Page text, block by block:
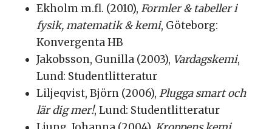
Ekholm m.fl. (2010), Formler & tabeller i
fysik, matematik & kemi, Göteborg:
Konvergenta HB
Jakobsson, Gunilla (2003), Vardagskemi,
Lund: Studentlitteratur
Liljeqvist, Björn (2006), Plugga smart och
lär dig mer!, Lund: Studentlitteratur